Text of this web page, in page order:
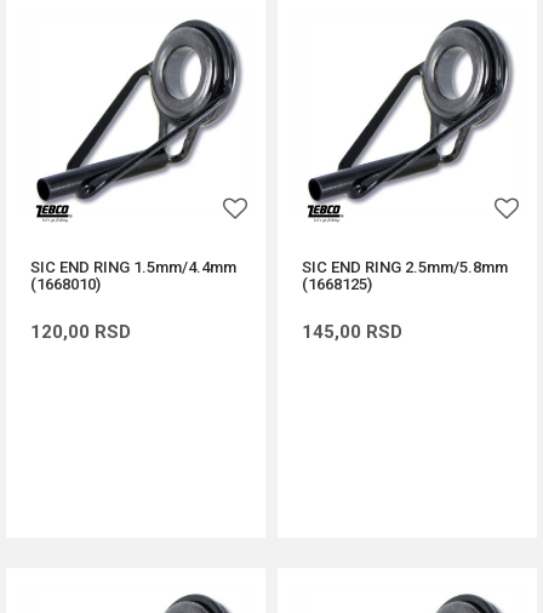
SIC END RING 1.5mm/4.4mm
(1668010)
120,00 RSD
SIC END RING 2.5mm/5.8mm
(1668125)
145,00 RSD